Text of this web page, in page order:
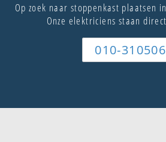
Op zoek naar stoppenkast plaatsen
Onze elektriciens staan
010-